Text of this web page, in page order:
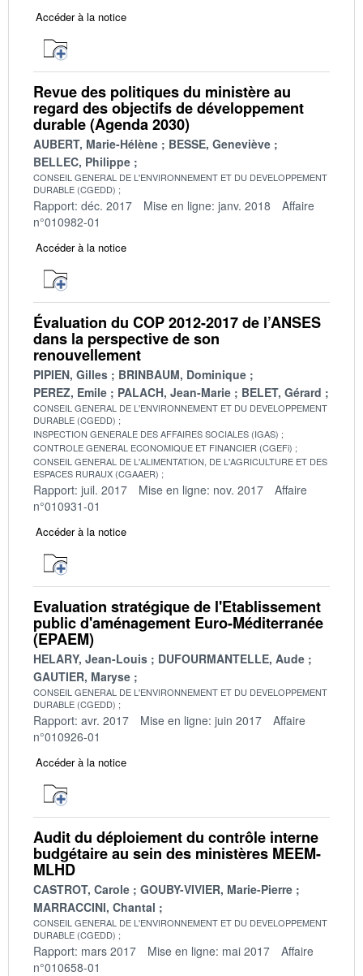
Accéder à la notice
Revue des politiques du ministère au
regard des objectifs de développement
durable (Agenda 2030)
AUBERT, Marie-Hélène
BESSE, Geneviève
BELLEC, Philippe
CONSEIL GENERAL DE L'ENVIRONNEMENT ET DU DEVELOPPEMENT
DURABLE (CGEDD)
Rapport: déc. 2017 Mise en ligne: janv. 2018
Affaire
n°010982-01
Accéder à la notice
Évaluation du COP 2012-2017 de l’ANSES
dans la perspective de son
renouvellement
PIPIEN, Gilles
BRINBAUM, Dominique
PEREZ, Emile
PALACH, Jean-Marie BELET, Gérard
CONSEIL GENERAL DE L'ENVIRONNEMENT ET DU DEVELOPPEMENT
DURABLE (CGEDD)
INSPECTION GENERALE DES AFFAIRES SOCIALES (IGAS)
CONTROLE GENERAL ECONOMIQUE ET FINANCIER (CGEFi)
CONSEIL GENERAL DE L'ALIMENTATION, DE L'AGRICULTURE ET DES
ESPACES RURAUX (CGAAER)
Rapport: juil. 2017 Mise en ligne: nov. 2017
Affaire
n°010931-01
Accéder à la notice
Evaluation stratégique de l'Etablissement
public d'aménagement Euro-Méditerranée
(EPAEM)
HELARY, Jean-Louis
DUFOURMANTELLE, Aude
GAUTIER, Maryse
CONSEIL GENERAL DE L'ENVIRONNEMENT ET DU DEVELOPPEMENT
DURABLE (CGEDD)
Rapport: avr. 2017 Mise en ligne: juin 2017
Affaire
n°010926-01
Accéder à la notice
Audit du déploiement du contrôle interne
budgétaire au sein des ministères MEEM-
MLHD
CASTROT, Carole
GOUBY-VIVIER, Marie-Pierre
MARRACCINI, Chantal
CONSEIL GENERAL DE L'ENVIRONNEMENT ET DU DEVELOPPEMENT
DURABLE (CGEDD)
Rapport: mars 2017 Mise en ligne: mai 2017
Affaire
n°010658-01